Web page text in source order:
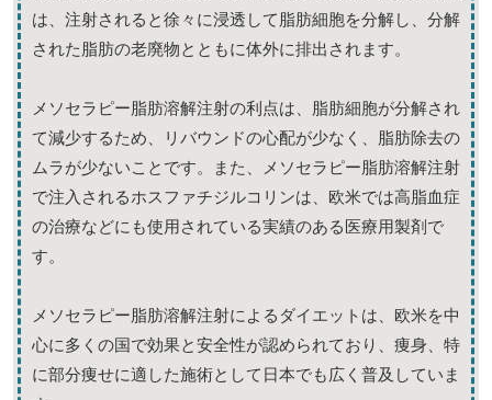
は、注射されると徐々に浸透して脂肪細胞を分解し、分解
された脂肪の老廃物とともに体外に排出されます。
メソセラピー脂肪溶解注射の利点は、脂肪細胞が分解され
て減少するため、リバウンドの心配が少なく、脂肪除去の
ムラが少ないことです。また、メソセラピー脂肪溶解注射
で注入されるホスファチジルコリンは、欧米では高脂血症
の治療などにも使用されている実績のある医療用製剤で
す。
メソセラピー脂肪溶解注射によるダイエットは、欧米を中
心に多くの国で効果と安全性が認められており、痩身、特
に部分痩せに適した施術として日本でも広く普及していま